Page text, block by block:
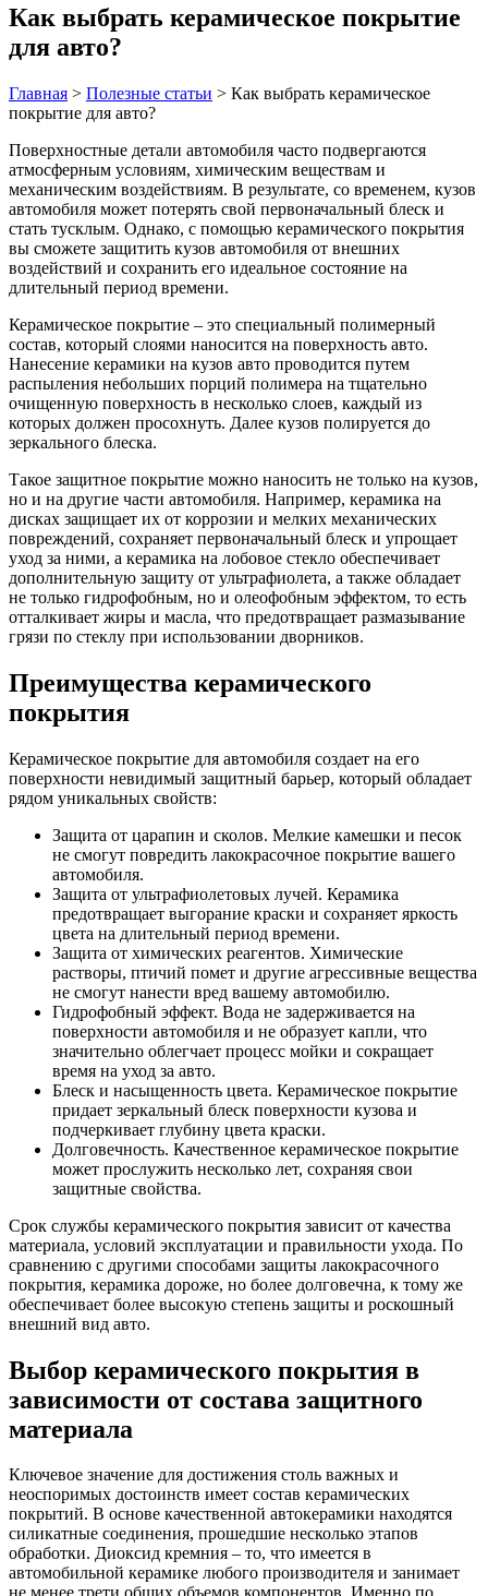
Как выбрать керамическое покрытие
для авто?
Главная > Полезные статьи > Как выбрать керамическое
покрытие для авто?
Поверхностные детали автомобиля часто подвергаются
атмосферным условиям, химическим веществам и
механическим воздействиям. В результате, со временем, кузов
автомобиля может потерять свой первоначальный блеск и
стать тусклым. Однако, с помощью керамического покрытия
вы сможете защитить кузов автомобиля от внешних
воздействий и сохранить его идеальное состояние на
длительный период времени.
Керамическое покрытие – это специальный полимерный
состав, который слоями наносится на поверхность авто.
Нанесение керамики на кузов авто проводится путем
распыления небольших порций полимера на тщательно
очищенную поверхность в несколько слоев, каждый из
которых должен просохнуть. Далее кузов полируется до
зеркального блеска.
Такое защитное покрытие можно наносить не только на кузов,
но и на другие части автомобиля. Например, керамика на
дисках защищает их от коррозии и мелких механических
повреждений, сохраняет первоначальный блеск и упрощает
уход за ними, а керамика на лобовое стекло обеспечивает
дополнительную защиту от ультрафиолета, а также обладает
не только гидрофобным, но и олеофобным эффектом, то есть
отталкивает жиры и масла, что предотвращает размазывание
грязи по стеклу при использовании дворников.
Преимущества керамического
покрытия
Керамическое покрытие для автомобиля создает на его
поверхности невидимый защитный барьер, который обладает
рядом уникальных свойств:
Защита от царапин и сколов. Мелкие камешки и песок
не смогут повредить лакокрасочное покрытие вашего
автомобиля.
Защита от ультрафиолетовых лучей. Керамика
предотвращает выгорание краски и сохраняет яркость
цвета на длительный период времени.
Защита от химических реагентов. Химические
растворы, птичий помет и другие агрессивные вещества
не смогут нанести вред вашему автомобилю.
Гидрофобный эффект. Вода не задерживается на
поверхности автомобиля и не образует капли, что
значительно облегчает процесс мойки и сокращает
время на уход за авто.
Блеск и насыщенность цвета. Керамическое покрытие
придает зеркальный блеск поверхности кузова и
подчеркивает глубину цвета краски.
Долговечность. Качественное керамическое покрытие
может прослужить несколько лет, сохраняя свои
защитные свойства.
Срок службы керамического покрытия зависит от качества
материала, условий эксплуатации и правильности ухода. По
сравнению с другими способами защиты лакокрасочного
покрытия, керамика дороже, но более долговечна, к тому же
обеспечивает более высокую степень защиты и роскошный
внешний вид авто.
Выбор керамического покрытия в
зависимости от состава защитного
материала
Ключевое значение для достижения столь важных и
неоспоримых достоинств имеет состав керамических
покрытий. В основе качественной автокерамики находятся
силикатные соединения, прошедшие несколько этапов
обработки. Диоксид кремния – то, что имеется в
автомобильной керамике любого производителя и занимает